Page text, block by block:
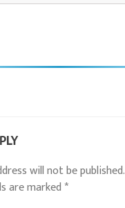
will not be published.
are marked *